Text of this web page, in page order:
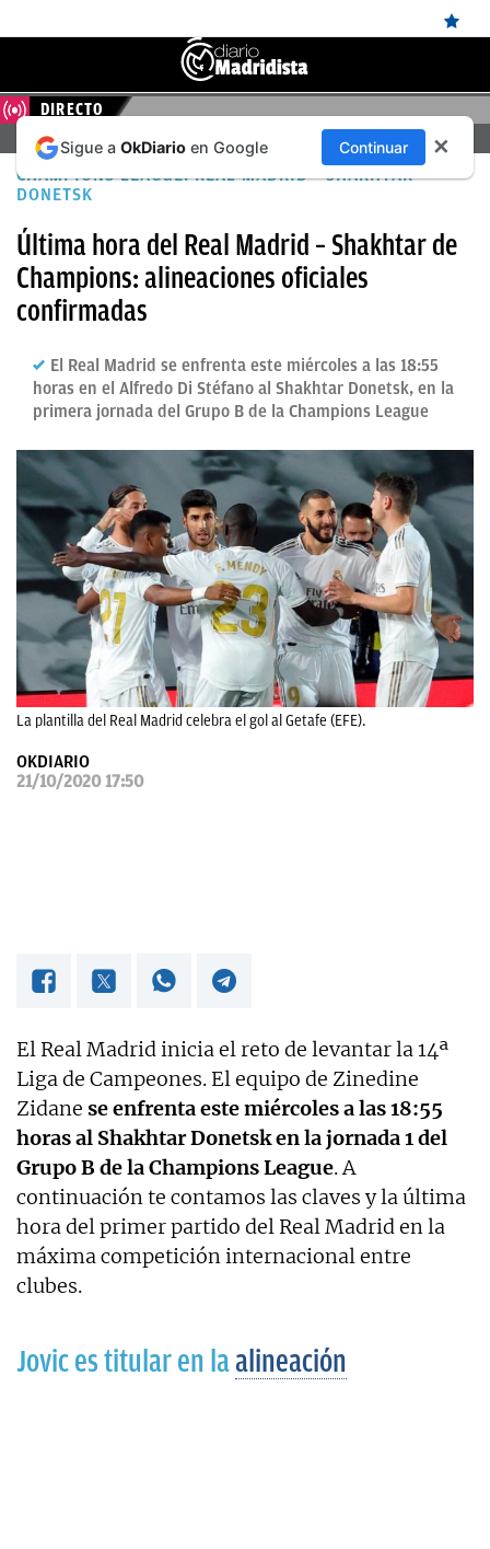
ÚLTIMAS
NOTICIAS
REAL
MADRID
BALONCESTO
CANTERA
FICHAJES
DIRECTO
PAPARAZZI
OKDIARIO
DIRECTO
FERENCVAROS – REAL MADRID, EN DIRECTO HOY
CHAMPIONS LEAGUE: REAL MADRID - SHAKHTAR
DONETSK
Última hora del Real Madrid – Shakhtar de
Champions: alineaciones oficiales
confirmadas
El Real Madrid se enfrenta este miércoles a las 18:55
horas en el Alfredo Di Stéfano al Shakhtar Donetsk, en la
primera jornada del Grupo B de la Champions League
La plantilla del Real Madrid celebra el gol al Getafe (EFE).
OKDIARIO
21/10/2020 17:50
El Real Madrid inicia el reto de levantar la 14ª
Liga de Campeones. El equipo de Zinedine
Zidane se enfrenta este miércoles a las 18:55
horas al Shakhtar Donetsk en la jornada 1 del
Grupo B de la Champions League. A
continuación te contamos las claves y la última
hora del primer partido del Real Madrid en la
máxima competición internacional entre
clubes.
Jovic es titular en laalineación
Sigue a OkDiario en Google Continuar ✕